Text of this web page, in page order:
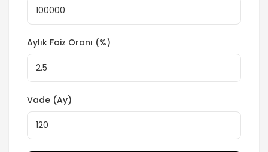
Aylık Faiz Oranı (%)
Vade (Ay)